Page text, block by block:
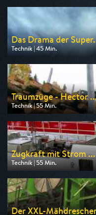
Das Drama der
Technik | 45 Min.
Ausgestrahlt von ZDF
am 08.08.2026, 02:00
Traumzüge - Hector
Technik | 55 Min.
Ausgestrahlt von WELT
am 08.08.2026, 17:30
Zugkraft mit Strom ...
Technik | 55 Min.
Ausgestrahlt von WELT
am 08.08.2026, 19:20
Der XXL-